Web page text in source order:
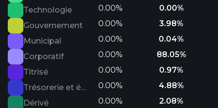
Technologie
0.00%
0.00%
Gouvernement
0.00%
3.98%
Municipal
0.00%
0.04%
Corporatif
0.00%
88.05%
Titrisé
0.00%
0.97%
Trésorerie et équivalents
0.00%
4.88%
Dérivé
0.00% 2.08%